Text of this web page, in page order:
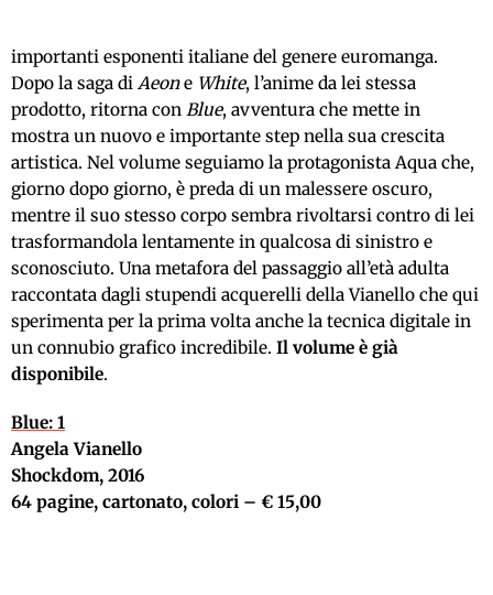
importanti esponenti italiane del genere euromanga.
Dopo la saga di Aeone White, l’anime da lei stessa
prodotto, ritorna con Blue, avventura che mette in
mostra un nuovo e importante step nella sua crescita
artistica. Nel volume seguiamo la protagonista Aqua che,
giorno dopo giorno, è preda di un malessere oscuro,
mentre il suo stesso corpo sembra rivoltarsi contro di lei
trasformandola lentamente in qualcosa di sinistro e
sconosciuto. Una metafora del passaggio all’età adulta
raccontata dagli stupendi acquerelli della Vianello che qui
sperimenta per la prima volta anche la tecnica digitale in
un connubio grafico incredibile. Il volume è già
disponibile.
Blue: 1
Angela Vianello
Shockdom, 2016
64 pagine, cartonato, colori – € 15,00